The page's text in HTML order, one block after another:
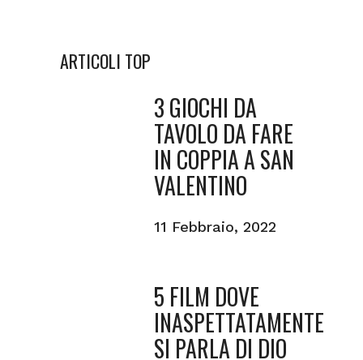
ARTICOLI TOP
3 GIOCHI DA
TAVOLO DA FARE
IN COPPIA A SAN
VALENTINO
11 Febbraio, 2022
5 FILM DOVE
INASPETTATAMENTE
SI PARLA DI DIO